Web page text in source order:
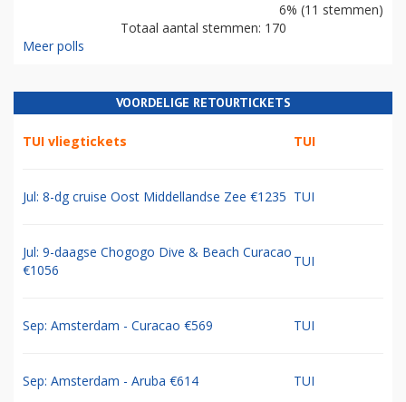
6% (11 stemmen)
Totaal aantal stemmen: 170
Meer polls
VOORDELIGE RETOURTICKETS
TUI vliegtickets TUI
Jul: 8-dg cruise Oost Middellandse Zee €1235 TUI
Jul: 9-daagse Chogogo Dive & Beach Curacao
€1056
TUI
Sep: Amsterdam - Curacao €569 TUI
Sep: Amsterdam - Aruba €614 TUI